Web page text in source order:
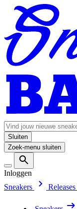
Sluiten
Zoek-menu sluiten
Inloggen
Sneakers
Releases